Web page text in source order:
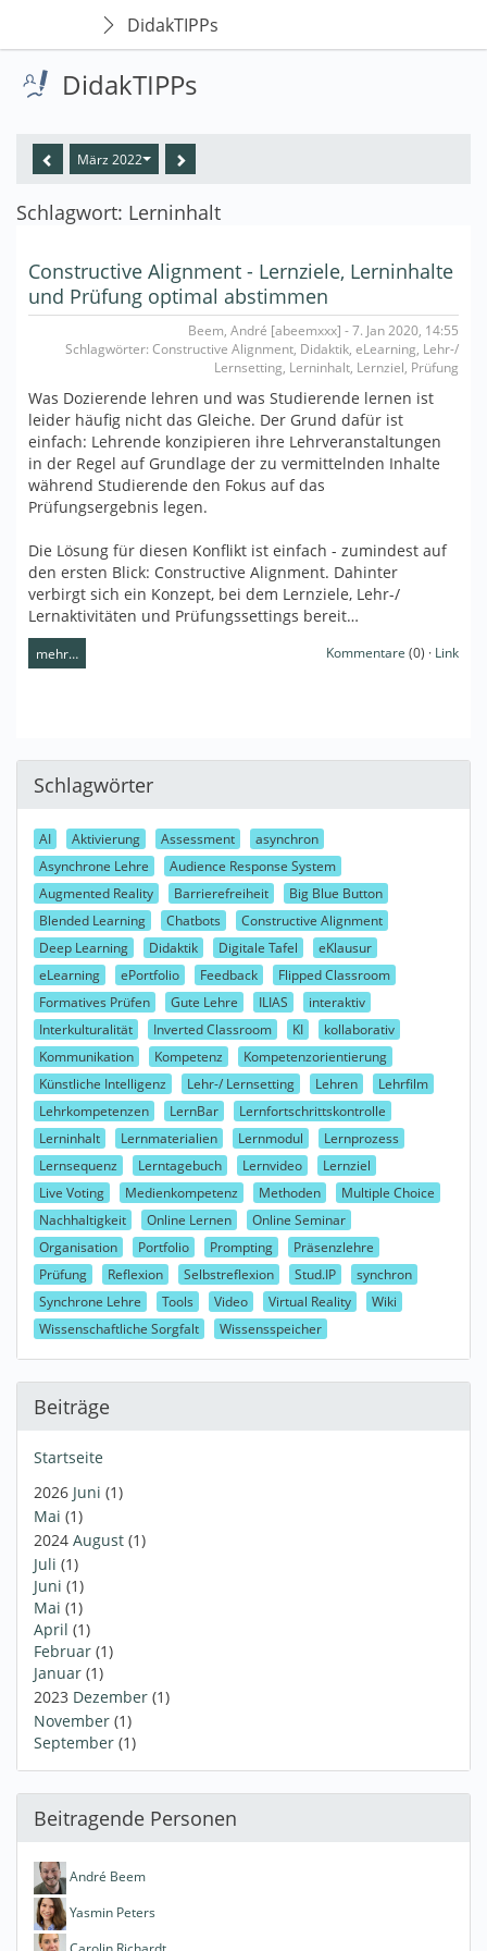
DidakTIPPs
DidakTIPPs
März 2022
Schlagwort: Lerninhalt
Constructive Alignment - Lernziele, Lerninhalte
und Prüfung optimal abstimmen
Beem, André [abeemxxx] - 7. Jan 2020, 14:55
Schlagwörter: Constructive Alignment, Didaktik, eLearning, Lehr-/
Lernsetting, Lerninhalt, Lernziel, Prüfung
Was Dozierende lehren und was Studierende lernen ist
leider häufig nicht das Gleiche. Der Grund dafür ist
einfach: Lehrende konzipieren ihre Lehrveranstaltungen
in der Regel auf Grundlage der zu vermittelnden Inhalte
während Studierende den Fokus auf das
Prüfungsergebnis legen.
Die Lösung für diesen Konflikt ist einfach - zumindest auf
den ersten Blick: Constructive Alignment. Dahinter
verbirgt sich ein Konzept, bei dem Lernziele, Lehr-/
Lernaktivitäten und Prüfungssettings bereit…
mehr… Kommentare (0) · Link
Schlagwörter
AI Aktivierung Assessment
asynchron
Asynchrone Lehre
Audience Response System
Augmented Reality
Barrierefreiheit
Big Blue Button
Blended Learning
Chatbots
Constructive Alignment
Deep Learning
Didaktik Digitale Tafel
eKlausur
eLearning
ePortfolio Feedback
Flipped Classroom
Formatives Prüfen
Gute Lehre ILIAS
interaktiv
Interkulturalität
Inverted Classroom KI
kollaborativ
Kommunikation
Kompetenz
Kompetenzorientierung
Künstliche Intelligenz
Lehr-/ Lernsetting Lehren
Lehrfilm
Lehrkompetenzen
LernBar
Lernfortschrittskontrolle
Lerninhalt
Lernmaterialien Lernmodul
Lernprozess
Lernsequenz
Lerntagebuch Lernvideo
Lernziel
Live Voting
Medienkompetenz Methoden
Multiple Choice
Nachhaltigkeit
Online Lernen
Online Seminar
Organisation
Portfolio Prompting
Präsenzlehre
Prüfung
Reflexion Selbstreflexion Stud.IP
synchron
Synchrone Lehre
Tools Video Virtual Reality
Wiki
Wissenschaftliche Sorgfalt
Wissensspeicher
Beiträge
Startseite
2026 Juni (1)
Mai (1)
2024 August (1)
Juli (1)
Juni (1)
Mai (1)
April (1)
Februar (1)
Januar (1)
2023 Dezember (1)
November (1)
September (1)
Beitragende Personen
André Beem
Yasmin Peters